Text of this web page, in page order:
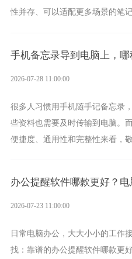
性并存、可以适配更多场景的笔
手机备忘录导到电脑上，
2026-07-28 11:00:00
很多人习惯用手机随手记备忘录
些资料也需要及时传输到电脑。
便捷度、通用性和完整性来看，
办公提醒软件哪款更好？
2026-07-23 11:00:00
日常电脑办公，大大小小的工作
找：靠谱的办公提醒软件哪款更